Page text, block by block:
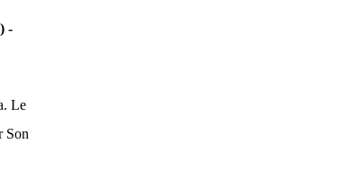
-
Le
Son